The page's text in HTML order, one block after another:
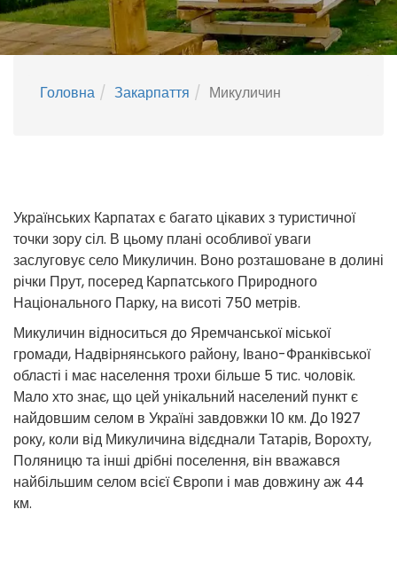
Головна Закарпаття Микуличин
Українських Карпатах є багато цікавих з туристичної
точки зору сіл. В цьому плані особливої уваги
заслуговує село Микуличин. Воно розташоване в долині
річки Прут, посеред Карпатського Природного
Національного Парку, на висоті 750 метрів.
Микуличин відноситься до Яремчанської міської
громади, Надвірнянського району, Івано-Франківської
області і має населення трохи більше 5 тис. чоловік.
Мало хто знає, що цей унікальний населений пункт є
найдовшим селом в Україні завдовжки 10 км. До 1927
року, коли від Микуличина відєднали Татарів, Ворохту,
Поляницю та інші дрібні поселення, він вважався
найбільшим селом всієї Європи і мав довжину аж 44
км.